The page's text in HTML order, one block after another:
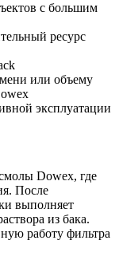
с большим
ресурс
или объему
эксплуатации
Dowex, где
После
выполняет
из бака.
работу фильтра